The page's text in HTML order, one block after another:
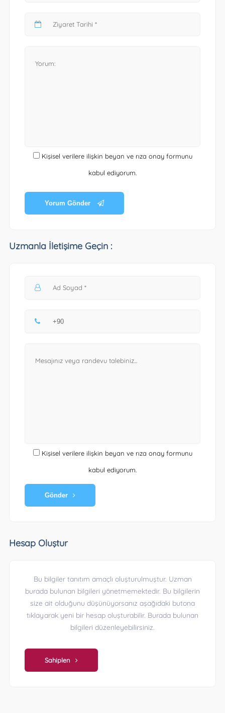
Kişisel verilere ilişkin beyan ve rıza onay formunu
kabul ediyorum.
Yorum Gönder
Uzmanla İletişime Geçin :
Kişisel verilere ilişkin beyan ve rıza onay formunu
kabul ediyorum.
Gönder
Hesap Oluştur
Bu bilgiler tanıtım amaçlı oluşturulmuştur. Uzman
burada bulunan bilgileri yönetmemektedir. Bu bilgilerin
size ait olduğunu düşünüyorsanız aşağıdaki butona
tıklayarak yeni bir hesap oluşturabilir. Burada bulunan
bilgileri düzenleyebilirsiniz.
Sahiplen